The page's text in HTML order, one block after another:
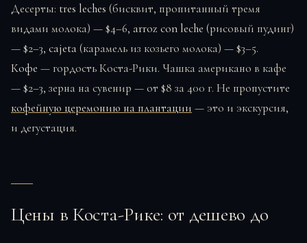
Десерты: tres leches (бисквит, пропитанный тремя
видами молока) — $4–6, arroz con leche (рисовый пудинг)
— $2–3, cajeta(карамель из козьего молока) — $3–5.
Кофе — гордость Коста-Рики. Чашка американо в кафе
— $2–3, зерна на сувенир — от $8 за 400 г. Не пропустите
кофейную церемонию на плантации — это и экскурсия,
и дегустация.
Цены в Коста-Рике: от дешево до